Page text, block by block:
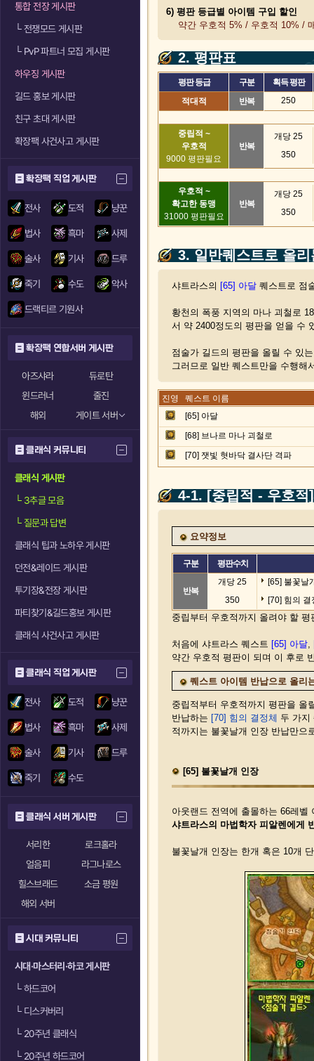
통합 전장 게시판
└전쟁모드 게시판
└PvP 파트너 모집 게시판
하우징 게시판
길드 홍보 게시판
친구 초대 게시판
확장팩 사건사고 게시판
확장팩 직업 게시판
전사 도적 냥꾼
법사 흑마 사제
술사 기사 드루
죽기 수도 악사
드랙티르 기원사
확장팩 연합서버 게시판
아즈샤라
듀로탄
윈드러너
줄진
해외
게이트 서버
클래식 커뮤니티
클래식 게시판
└3추글 모음
└질문과 답변
클래식 팁과 노하우 게시판
던전&레이드 게시판
투기장&전장 게시판
파티찾기&길드홍보 게시판
클래식 사건사고 게시판
클래식 직업 게시판
전사 도적 냥꾼
법사 흑마 사제
술사 기사 드루
죽기 수도
클래식 서버 게시판
서리한
로크홀라
얼음피
라그나로스
힐스브래드
소금 평원
해외 서버
시대 커뮤니티
시대·마스터리·하코 게시판
└하드코어
└디스커버리
└20주년 클래식
└20주년 하드코어
6) 평판 등급별 아이템 구입 할인
약간 우호적 5% / 우호적 10% /
2. 평판표
평판 등급 구분
획득 평판
적대적
반복 250
중립적 ~
우호적
9000 평판필요
반복
개당 25
350
우호적 ~
확고한 동맹
31000 평판필요
반복
개당 25
350
3. 일반퀘스트로 올
샤트라스의 [65] 아달 퀘스트로 점
황천의 폭풍 지역의 마나 괴철로
서 약 2400정도의 평판을 얻을 수
점술가 길드의 평판을 올릴 수 있
그러므로 일반 퀘스트만을 수행해
진영
퀘스트 이름
[65] 아달
[68] 브나르 마나 괴철로
[70] 잿빛 혓바닥 결사단 격파
4-1. [중립적 - 우호
요약정보
구분 평판수치
반복
개당 25
[65] 불꽃날
350
[70] 힘의 결
중립부터 우호적까지 올려야 할
처음에 샤트라스 퀘스트 [65] 아달,
약간 우호적 평판이 되며 이 후로
퀘스트 아이템 반납으로 올리
중립적부터 우호적까지 평판을
반납하는 [70] 힘의 결정체 두 가지
적까지는 불꽃날개 인장 반납만으
[65] 불꽃날개 인장
아웃랜드 전역에 출몰하는 66레
샤트라스의 마법학자 피알렌에게
불꽃날개 인장는 한개 혹은 10개